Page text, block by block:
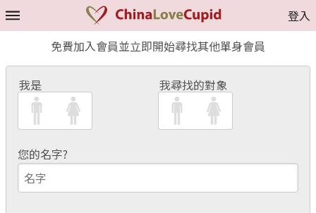
登入
免費加入會員並立即開始尋找其他單身會員
我是 我尋找的對象
您的名字?